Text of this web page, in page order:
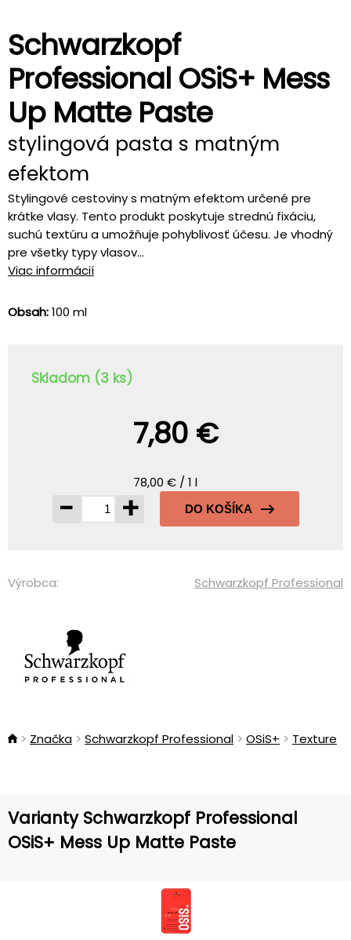
Schwarzkopf
Professional OSiS+ Mess
Up Matte Paste
stylingová pasta s matným
efektom
Stylingové cestoviny s matným efektom určené pre
krátke vlasy. Tento produkt poskytuje strednú fixáciu,
suchú textúru a umožňuje pohyblivosť účesu. Je vhodný
pre všetky typy vlasov...
Viac informácií
Obsah:100 ml
Skladom (3 ks)
7,80 €
78,00 € / 1 l
- + DO KOŠÍKA
Výrobca: Schwarzkopf Professional
Značka Schwarzkopf Professional OSiS+ Texture
Varianty Schwarzkopf Professional
OSiS+ Mess Up Matte Paste